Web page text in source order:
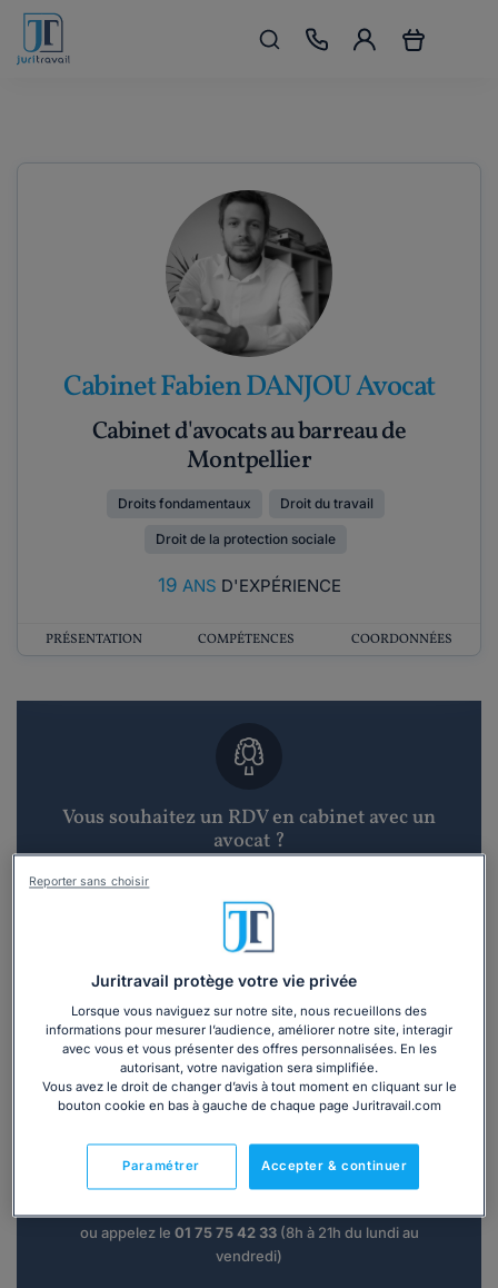
Cabinet Fabien DANJOU Avocat
Cabinet d'avocats au barreau de
Montpellier
Droits fondamentaux Droit du travail
Droit de la protection sociale
19 ANS D'EXPÉRIENCE
PRÉSENTATION COMPÉTENCES COORDONNÉES
Vous souhaitez un RDV en cabinet avec un
avocat ?
Recevoir des devis d'avocats
3 devis en 48h
Vous souhaitez une consultation par
Consulter immédiatement
ou appelez le 01 75 75 42 33(8h à 21h du lundi au
vendredi)
Juritravail protège votre vie privée
Lorsque vous naviguez sur notre site, nous recueillons des
informations pour mesurer l’audience, améliorer notre site, interagir
avec vous et vous présenter des offres personnalisées. En les
autorisant, votre navigation sera simplifiée.
Vous avez le droit de changer d’avis à tout moment en cliquant sur le
bouton cookie en bas à gauche de chaque page Juritravail.com
Accepter & continuer
Paramétrer
Reporter sans choisir